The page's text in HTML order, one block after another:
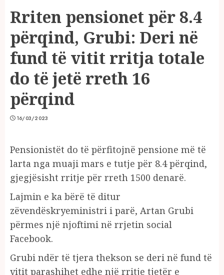
Rriten pensionet për 8.4
përqind, Grubi: Deri në
fund të vitit rritja totale
do të jetë rreth 16
përqind
16/03/2023
Pensionistët do të përfitojnë pensione më të
larta nga muaji mars e tutje për 8.4 përqind,
gjegjësisht rritje për rreth 1500 denarë.
Lajmin e ka bërë të ditur
zëvendëskryeministri i parë, Artan Grubi
përmes një njoftimi në rrjetin social
Facebook.
Grubi ndër të tjera thekson se deri në fund të
vitit parashihet edhe një rritje tjetër e